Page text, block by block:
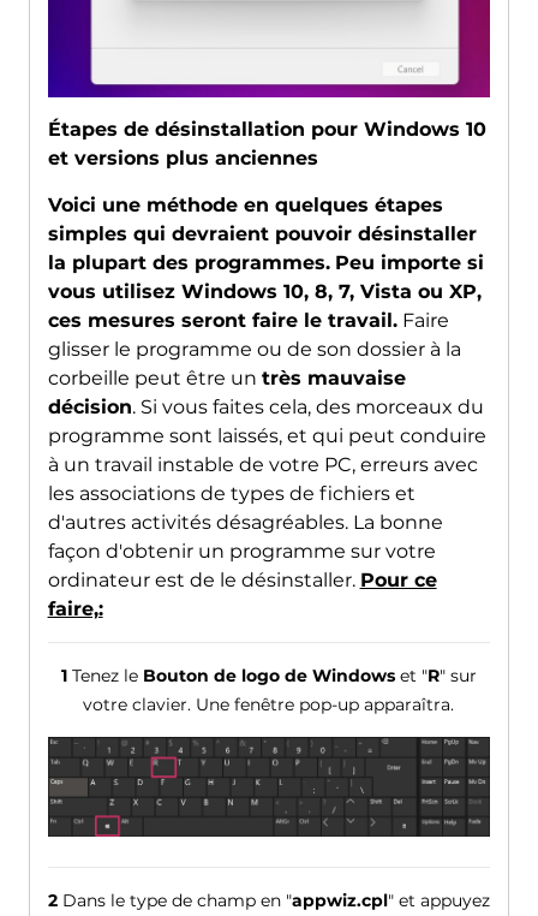
Étapes de désinstallation pour Windows 10
et versions plus anciennes
Voici une méthode en quelques étapes
simples qui devraient pouvoir désinstaller
la plupart des programmes. Peu importe si
vous utilisez Windows 10, 8, 7, Vista ou XP,
ces mesures seront faire le travail.Faire
glisser le programme ou de son dossier à la
corbeille peut être un très mauvaise
décision. Si vous faites cela, des morceaux du
programme sont laissés, et qui peut conduire
à un travail instable de votre PC, erreurs avec
les associations de types de fichiers et
d'autres activités désagréables. La bonne
façon d'obtenir un programme sur votre
ordinateur est de le désinstaller. Pour ce
faire,:
1Tenez le Bouton de logo de Windowset "R" sur
votre clavier. Une fenêtre pop-up apparaîtra.
2Dans le type de champ en "appwiz.cpl" et appuyez